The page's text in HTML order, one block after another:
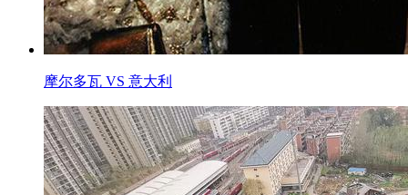
摩尔多瓦 VS 意大利